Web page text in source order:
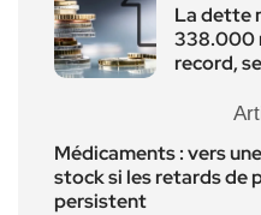
La dette
338.000
record,
Médicaments : vers
stock si les retards de
persistent